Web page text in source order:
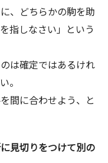
、どちらかの駒を助
指しなさい」という
は確定ではあるけれ
。
間に合わせよう、と
見切りをつけて別の